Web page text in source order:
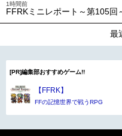
1時間前
FFRKミニレポート～第105回
最
[PR]編集部おすすめゲーム!!
【FFRK】
FFの記憶世界で戦うRPG